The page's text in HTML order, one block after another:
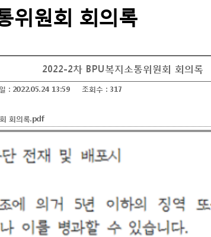
위원회 회의록
2022-2차 BPU복지소통위원회 회의록
: 2022.05.24 13:59 조회수 : 317
회의록.pdf